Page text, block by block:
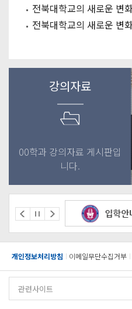
강의자료
00학과 강의자료 게시판입
니다.
개인정보처리방침 이메일무단수집거부